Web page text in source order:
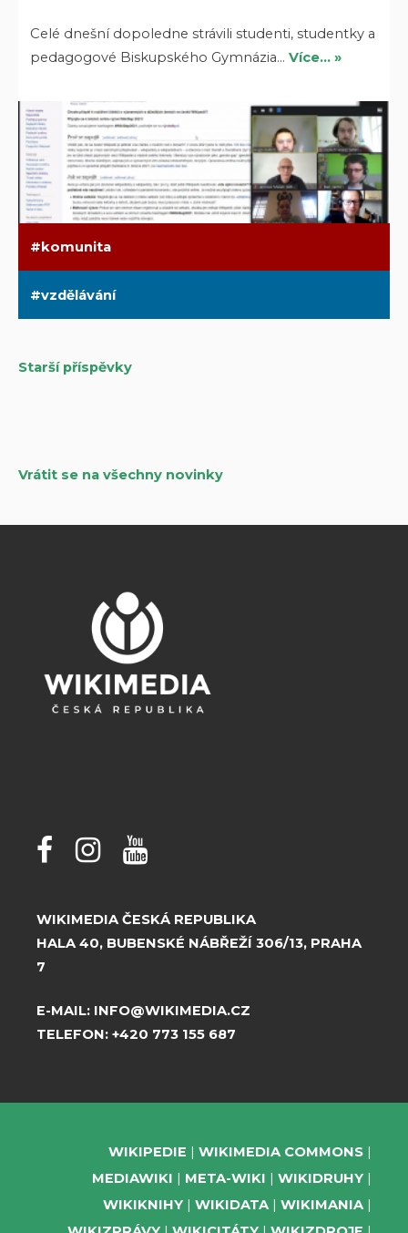
Celé dnešní dopoledne strávili studenti, studentky a
pedagogové Biskupského Gymnázia…Více… »
komunita
vzdělávání
Navigace
Starší příspěvky
Vrátit se na všechny novinky
WIKIMEDIA ČESKÁ REPUBLIKA
HALA 40, BUBENSKÉ NÁBŘEŽÍ 306/13, PRAHA
7
E-MAIL: INFO@WIKIMEDIA.CZ
TELEFON: +420 773 155 687
WIKIPEDIE
WIKIMEDIA COMMONS
MEDIAWIKI
META-WIKI
WIKIDRUHY
WIKIKNIHY
WIKIDATA
WIKIMANIA